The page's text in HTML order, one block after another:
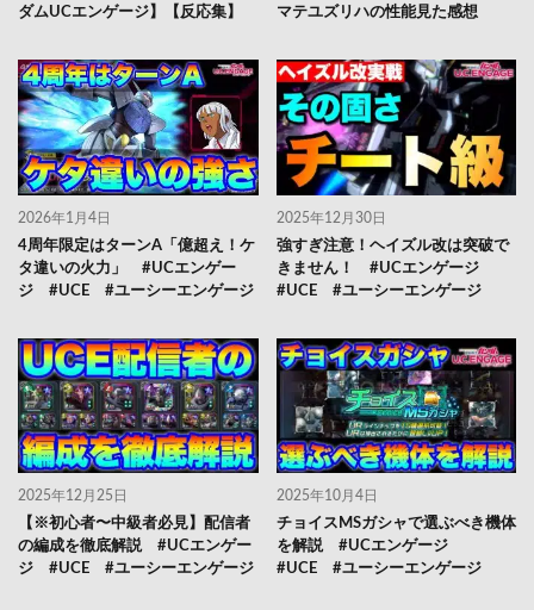
ダムUCエンゲージ】【反応集】
マテユズリハの性能見た感想
2026年1月4日
4周年限定はターンA「億超え！ケ
タ違いの火力」 #UCエンゲー
ジ #UCE #ユーシーエンゲージ
2025年12月30日
強すぎ注意！ヘイズル改は突破で
きません！ #UCエンゲージ
#UCE #ユーシーエンゲージ
2025年12月25日
【※初心者〜中級者必見】配信者
の編成を徹底解説 #UCエンゲー
ジ #UCE #ユーシーエンゲージ
2025年10月4日
チョイスMSガシャで選ぶべき機体
を解説 #UCエンゲージ
#UCE #ユーシーエンゲージ